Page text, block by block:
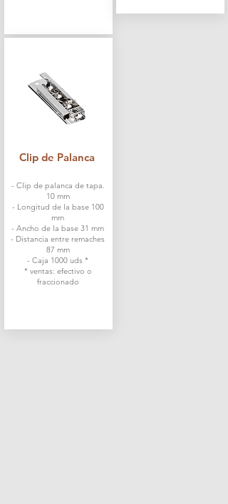
Clip de Palanca​
- Clip de palanca de tapa.
10 mm
- Longitud de la base 100
mm
- Ancho de la base 31 mm
- Distancia entre remaches
87 mm
- Caja 1000 uds *
* ventas: efectivo o
fraccionado